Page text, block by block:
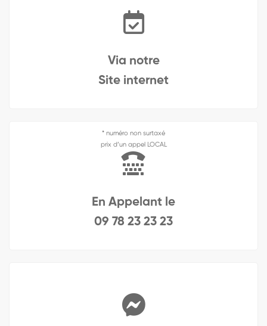
Via notre
Site internet
* numéro non surtaxé
prix d’un appel LOCAL
En Appelant le
09 78 23 23 23